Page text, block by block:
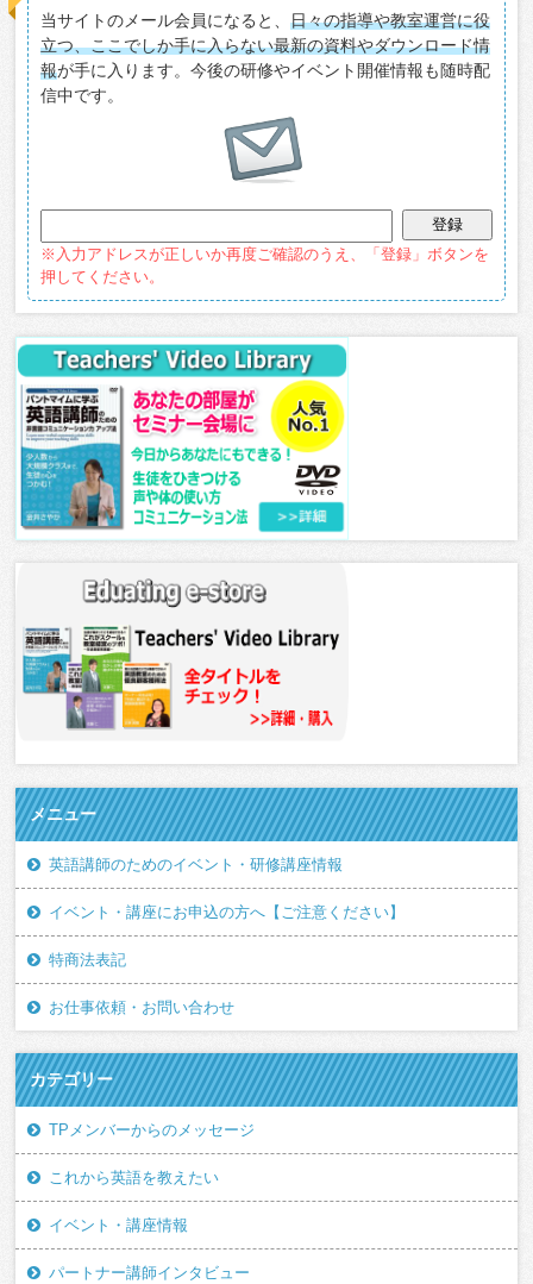
当サイトのメール会員になると、日々の指導や教室運営に役
立つ、ここでしか手に入らない最新の資料やダウンロード情
報が手に入ります。今後の研修やイベント開催情報も随時配
信中です。
※入力アドレスが正しいか再度ご確認のうえ、「登録」ボタンを
押してください。
メニュー
英語講師のためのイベント・研修講座情報
イベント・講座にお申込の方へ【ご注意ください】
特商法表記
お仕事依頼・お問い合わせ
カテゴリー
TPメンバーからのメッセージ
これから英語を教えたい
イベント・講座情報
パートナー講師インタビュー